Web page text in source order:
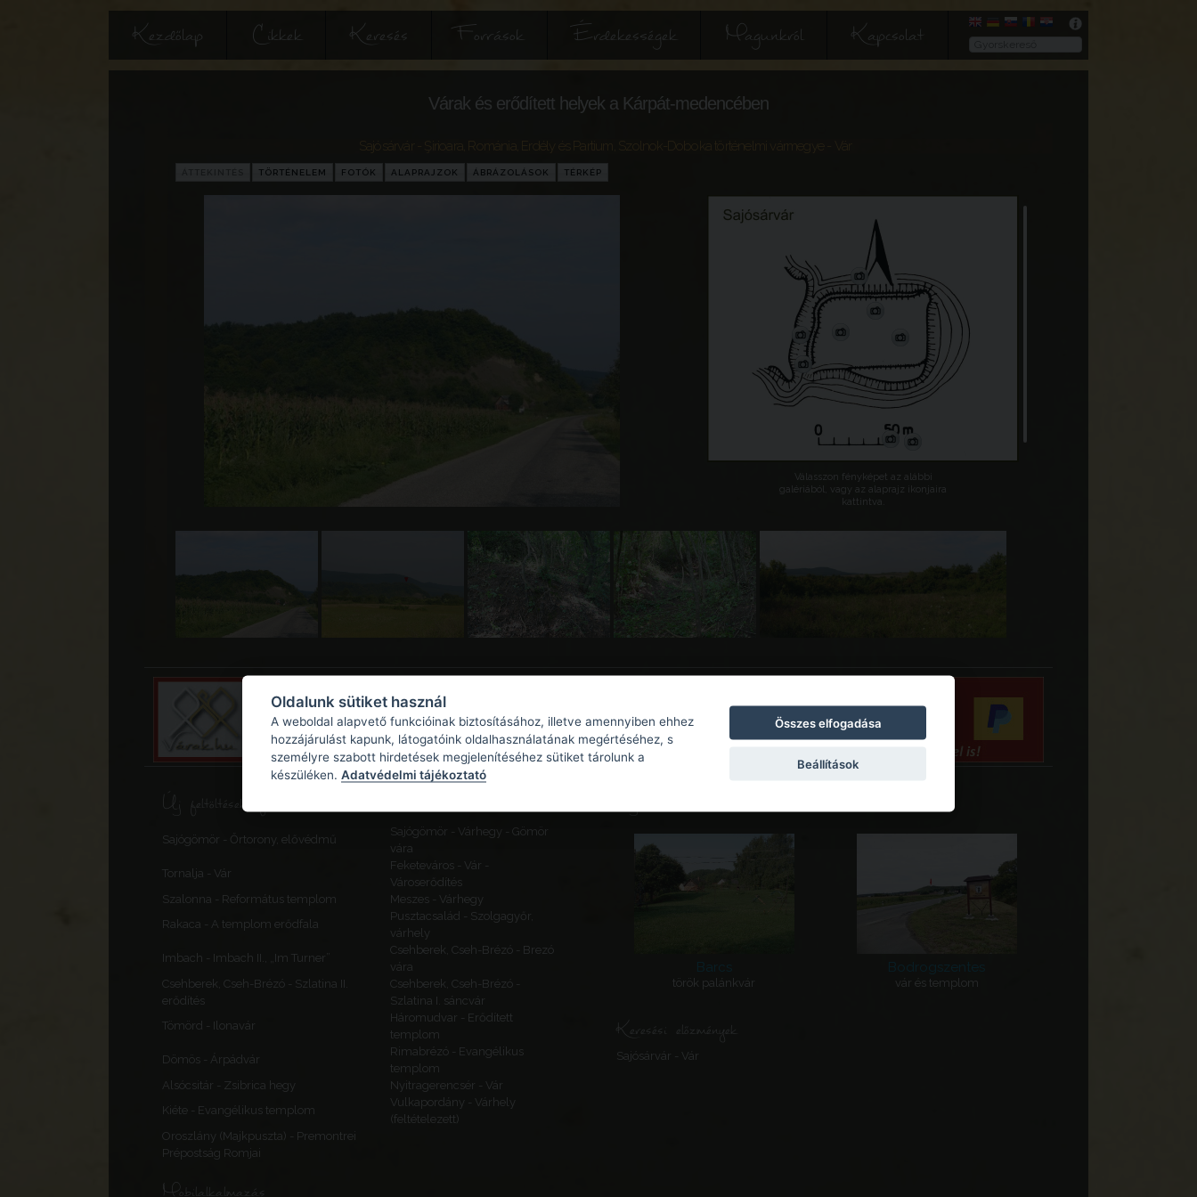
Kezdőlap Cikkek Keresés Források Érdekességek Magunkról Kapcsolat
Várak és erődített helyek a Kárpát-medencében
Sajósárvár - Şirioara Románia Erdély és Partium Szolnok-Doboka történelmi vármegye
TÖRTÉNELEM FOTÓK ALAPRAJZOK ÁBRÁZOLÁSOK TÉRKÉP
Válasszon fényképet az alábbi
galériából, vagy az alaprajz ikonjaira
kattintva.
Új feltöltések, frissítések
Sajógömör - Őrtorony, elővédmű
Sajógömör - Várhegy - Gömör
vára
Tornalja - Vár
Feketeváros - Vár -
Városerődítés
Szalonna - Református templom
Meszes - Várhegy
Rakaca - A templom erődfala
Pusztacsalád - Szolgagyőr,
várhely
Imbach - Imbach II., „Im Turner”
Csehberek, Cseh-Brézó - Brezó
vára
Csehberek, Cseh-Brézó - Szlatina II.
erődítés
Csehberek, Cseh-Brézó -
Szlatina I. sáncvár
Tömörd - Ilonavár
Háromudvar - Erődített
templom
Dömös - Árpádvár
Rimabrézó - Evangélikus
templom
Alsócsitár - Zsibrica hegy
Nyitragerencsér - Vár
Kiéte - Evangélikus templom
Vulkapordány - Várhely
(feltételezett)
Oroszlány (Majkpuszta) - Premontrei
Prépostság Romjai
Mobilalkalmazás
Barcs
török palánkvár
Bodrogszentes
vár és templom
Keresési előzmények
Sajósárvár - Vár
Oldalunk sütiket használ
A weboldal alapvető funkcióinak biztosításához, illetve amennyiben ehhez
hozzájárulást kapunk, látogatóink oldalhasználatának megértéséhez, s
személyre szabott hirdetések megjelenítéséhez sütiket tárolunk a
készüléken. Adatvédelmi tájékoztató
Összes elfogadása
Beállítások